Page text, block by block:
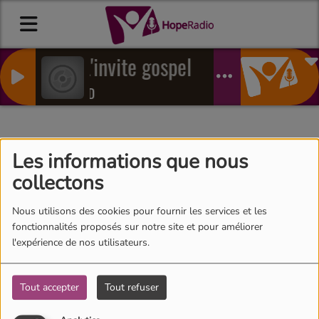
Les informations que nous
collectons
Nous utilisons des cookies pour fournir les services et les
fonctionnalités proposés sur notre site et pour améliorer
l'expérience de nos utilisateurs.
Tout accepter Tout refuser
L'invite gospel
ED
Changing your story